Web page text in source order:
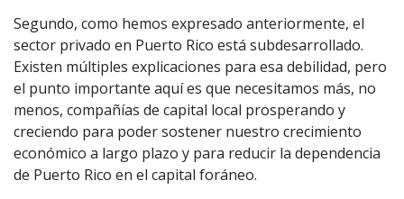
Segundo, como hemos expresado anteriormente, el
sector privado en Puerto Rico está subdesarrollado.
Existen múltiples explicaciones para esa debilidad, pero
el punto importante aquí es que necesitamos más, no
menos, compañías de capital local prosperando y
creciendo para poder sostener nuestro crecimiento
económico a largo plazo y para reducir la dependencia
de Puerto Rico en el capital foráneo.